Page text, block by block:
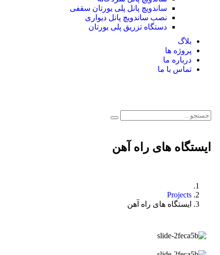
ساندویچ پانل پلی یورتان سقفی
نصب ساندویچ پانل دیواری
دستگاه تزریق پلی یورتان
بلاگ
پروژه ها
درباره ما
تماس با ما
ایستگاه های راه آهن
Projects
ایستگاه های راه آهن